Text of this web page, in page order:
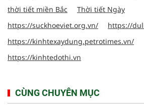
thời tiết miền Bắc
Thời tiết Ngày
https://suckhoeviet.org.vn/
https://
https://kinhtexaydung.petrotimes.vn/
https://kinhtedothi.vn
CÙNG CHUYÊN MỤC